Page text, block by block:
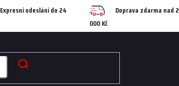
Expresní odeslání do 24
Doprava zdarma nad 2
000 Kč